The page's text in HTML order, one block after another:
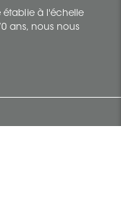
établie à l'échelle
ans, nous nous